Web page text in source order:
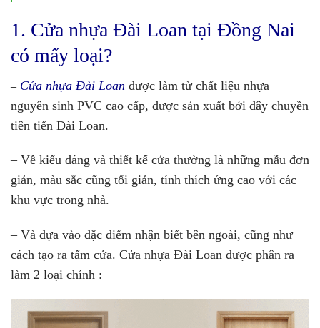
1. Cửa nhựa Đài Loan tại Đồng Nai
có mấy loại?
– Cửa nhựa Đài Loan được làm từ chất liệu nhựa
nguyên sinh PVC cao cấp, được sản xuất bởi dây chuyền
tiên tiến Đài Loan.
– Về kiểu dáng và thiết kế cửa thường là những mẫu đơn
giản, màu sắc cũng tối giản, tính thích ứng cao với các
khu vực trong nhà.
– Và dựa vào đặc điểm nhận biết bên ngoài, cũng như
cách tạo ra tấm cửa. Cửa nhựa Đài Loan được phân ra
làm 2 loại chính :